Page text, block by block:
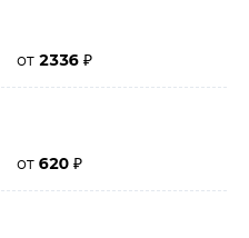
от 2336 ₽
от 620 ₽